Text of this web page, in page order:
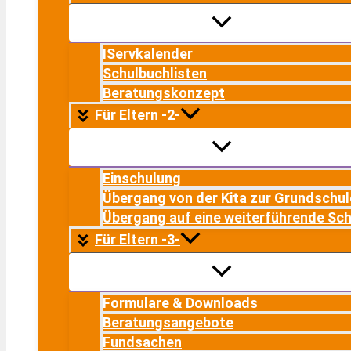
IServkalender
Schulbuchlisten
Beratungskonzept
Für Eltern -2-
Einschulung
Übergang von der Kita zur
Übergang auf eine weiterführende
Für Eltern -3-
Formulare & Downloads
Beratungsangebote
Fundsachen